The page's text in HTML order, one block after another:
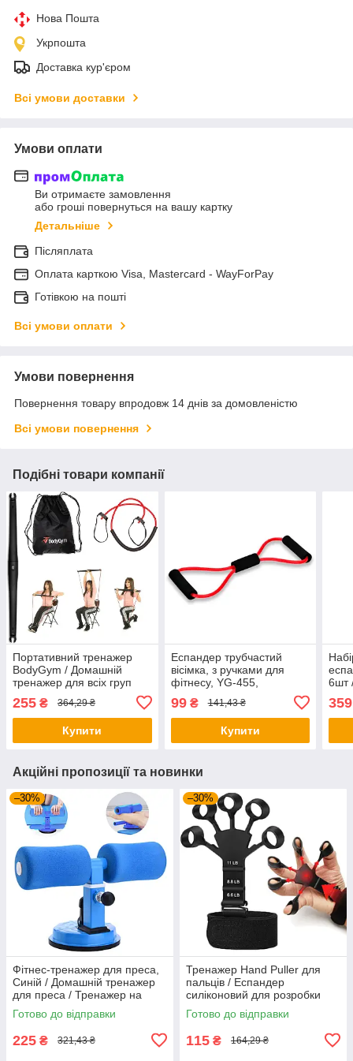
Нова Пошта
Укрпошта
Доставка кур'єром
Всі умови доставки
Умови оплати
Ви отримаєте замовлення
або гроші повернуться на вашу картку
Детальніше
Післяплата
Оплата карткою Visa, Mastercard - WayForPay
Готівкою на пошті
Всі умови оплати
Умови повернення
Повернення товару впродовж 14 днів за домовленістю
Всі умови повернення
Подібні товари компанії
Портативний тренажер
BodyGym / Домашній
тренажер для всіх груп
255 ₴ 364,29 ₴
Купити
Еспандер трубчастий
вісімка, з ручками для
фітнесу, YG-455,
тренувань / Фітнес гумка /
Фітнес-еспандер
99₴ 141,43 ₴
Купити
6шт
359
Акційні пропозиції та новинки
–30%
Фітнес-тренажер для преса,
Синій / Домашній тренажер
для преса / Тренажер на
присосках
Готово до відправки
225 ₴ 321,43 ₴
–30%
Тренажер Hand Puller для
пальців / Еспандер
силіконовий для розробки
пальців руки
Готово до відправки
115 ₴ 164,29 ₴